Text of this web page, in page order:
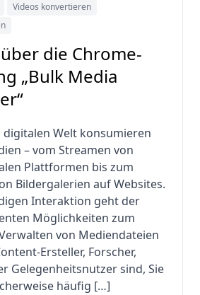
Videos konvertieren
die Chrome-
„Bulk Media
Welt konsumieren
– vom Streamen von
Plattformen bis zum
Bildergalerien auf Websites.
Interaktion geht der
Möglichkeiten zum
von Mediendateien
Ersteller, Forscher,
Gelegenheitsnutzer sind, Sie
häufig […]